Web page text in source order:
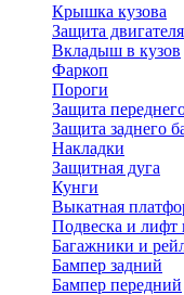
Крышка кузова
Защита двигателя
Вкладыш в кузов
Фаркоп
Пороги
Защита
Защита заднего
Накладки
Защитная дуга
Кунги
Выкатная
Подвеска и лифт
Багажники и
Бампер задний
Бампер передний